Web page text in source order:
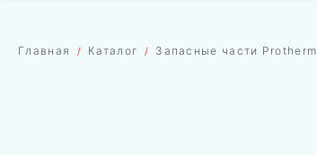
Главная Каталог Запасные части Protherm